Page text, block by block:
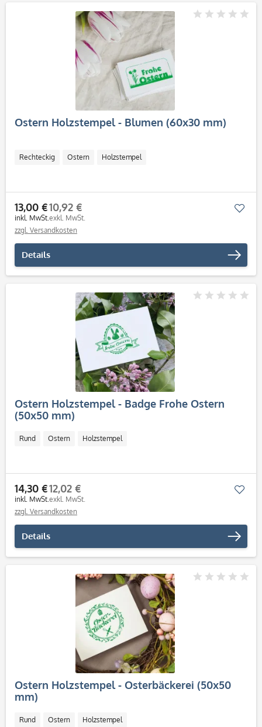
Ostern Holzstempel - Blumen (60x30 mm)
Rechteckig Ostern Holzstempel
13,00 €
inkl. MwSt.
10,92 €
exkl. MwSt.
zzgl. Versandkosten
Details
Ostern Holzstempel - Badge Frohe Ostern
(50x50 mm)
Rund Ostern Holzstempel
14,30 €
inkl. MwSt.
12,02 €
exkl. MwSt.
zzgl. Versandkosten
Details
Ostern Holzstempel - Osterbäckerei (50x50
mm)
Rund Ostern Holzstempel